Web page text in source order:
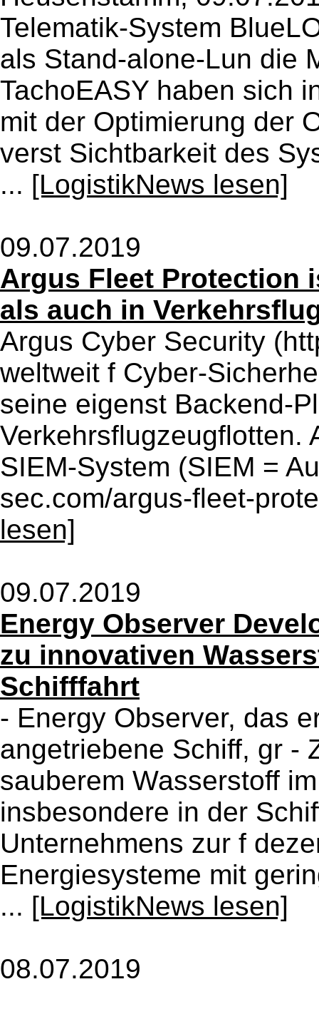
Telematik-System
als Stand-alone-Lun die
TachoEASY haben sich
mit der Optimierung der
verst Sichtbarkeit des
... [LogistikNews lesen]
09.07.2019
Argus Fleet Protection
als auch in
Argus Cyber Security
weltweit f Cyber-
seine eigenst Backend-
Verkehrsflugzeugflotten.
SIEM-System (SIEM =
sec.com/argus-fleet-
lesen]
09.07.2019
Energy Observer
zu innovativen
Schifffahrt
- Energy Observer, das
angetriebene Schiff, gr -
sauberem Wasserstoff
insbesondere in der
Unternehmens zur f
Energiesysteme mit
... [LogistikNews lesen]
08.07.2019